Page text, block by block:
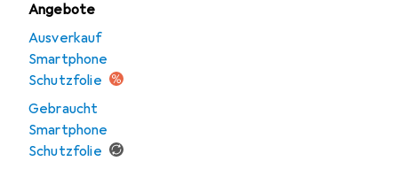
Angebote
Ausverkauf
Smartphone
Schutzfolie
Gebraucht
Smartphone
Schutzfolie